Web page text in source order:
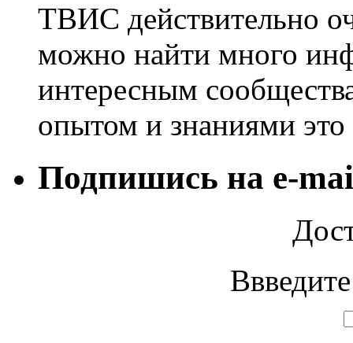
ТВИС действительно
можно найти много
интересным
опытом и знаниями
Подпишись на e-